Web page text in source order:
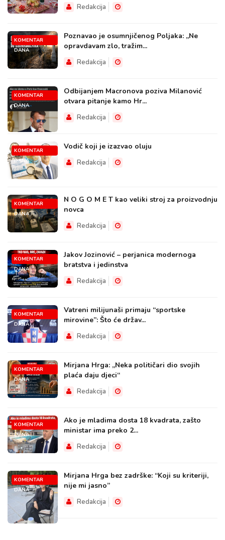
Redakcija
KOMENTAR
DANA
Poznavao je osumnjičenog Poljaka: „Ne
opravdavam zlo, tražim...
Redakcija
KOMENTAR
DANA
Odbijanjem Macronova poziva Milanović
otvara pitanje kamo Hr...
Redakcija
KOMENTAR
DANA
Vodič koji je izazvao oluju
Redakcija
KOMENTAR
DANA
N O G O M E T kao veliki stroj za proizvodnju
novca
Redakcija
KOMENTAR
DANA
Jakov Jozinović – perjanica modernoga
bratstva i jedinstva
Redakcija
KOMENTAR
DANA
Vatreni milijunaši primaju “sportske
mirovine”: Što će držav...
Redakcija
KOMENTAR
DANA
Mirjana Hrga: „Neka političari dio svojih
plaća daju djeci“
Redakcija
KOMENTAR
DANA
Ako je mladima dosta 18 kvadrata, zašto
ministar ima preko 2...
Redakcija
KOMENTAR
DANA
Mirjana Hrga bez zadrške: “Koji su kriteriji,
nije mi jasno”
Redakcija